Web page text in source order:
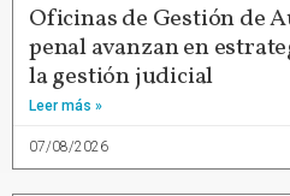
Oficinas de Gestión de
penal avanzan en
la gestión judicial
Leer más »
07/08/2026